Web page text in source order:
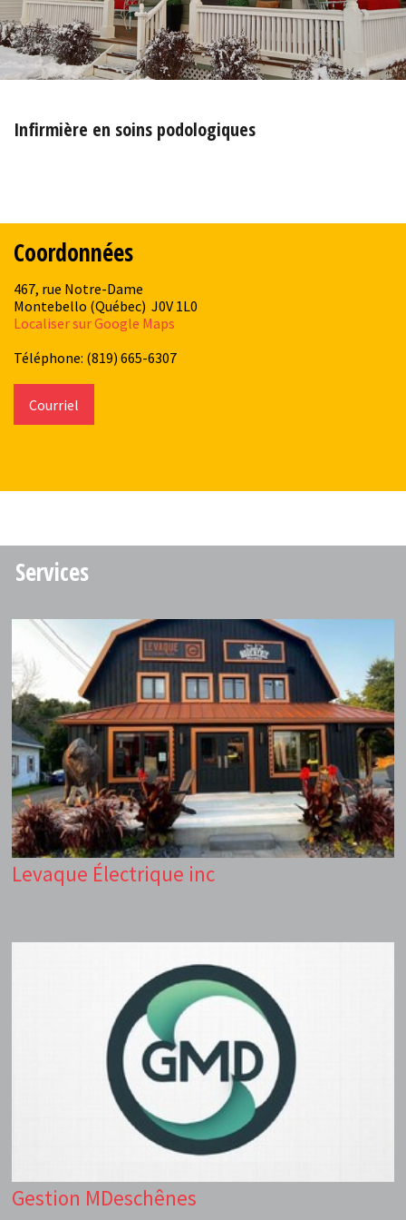
Infirmière en soins podologiques
Coordonnées
467, rue Notre-Dame
Montebello (Québec) J0V 1L0
Localiser sur Google Maps
Téléphone: (819) 665-6307
Courriel
Services
Levaque Électrique inc
Gestion MDeschênes